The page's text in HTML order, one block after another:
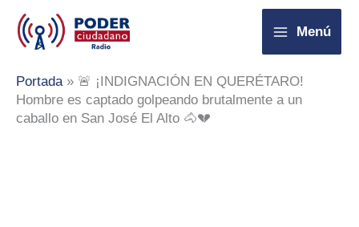
contenido
Menú
Portada» 🚨 ¡INDIGNACIÓN EN QUERÉTARO!
Hombre es captado golpeando brutalmente a un
caballo en San José El Alto 🐴💔